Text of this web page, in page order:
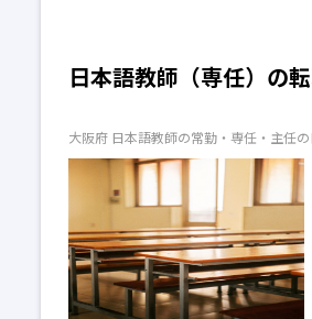
日本語教師（専任）の
大阪府 日本語教師の常勤・専任・主任